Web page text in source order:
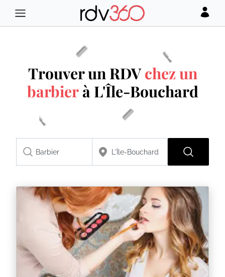
Trouver un RDVchez un
barbierà L'Île-Bouchard